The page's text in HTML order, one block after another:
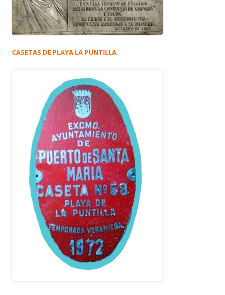
CASETAS DE PLAYA LA PUNTILLA